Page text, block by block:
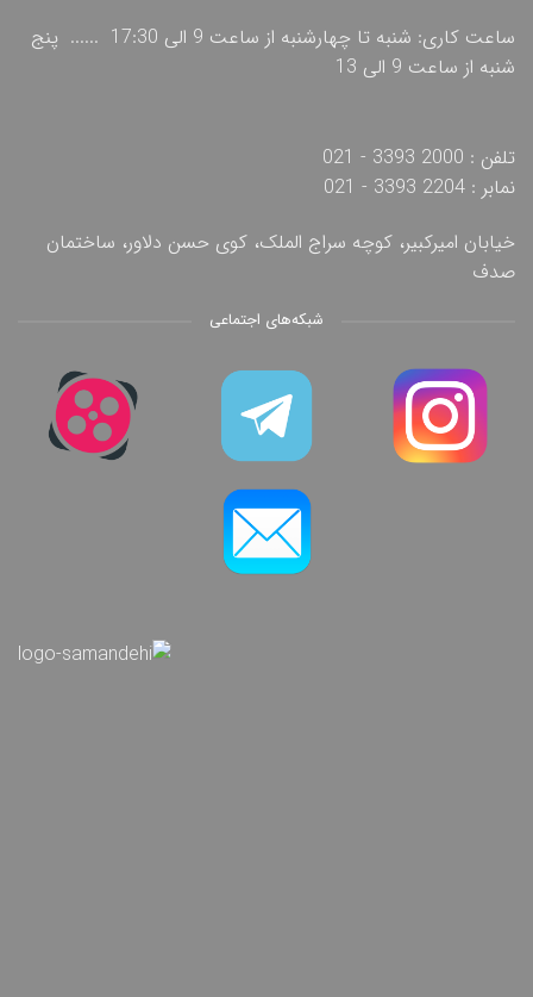
ساعت کاری: شنبه تا چهارشنبه از ساعت 9 الی 17:30 ...... پنج
شنبه از ساعت 9 الی 13
تلفن : 2000 3393 - 021
نمابر : 2204 3393 - 021
خیابان امیرکبیر، کوچه سراج الملک، کوی حسن دلاور، ساختمان
صدف
شبکه‌های اجتماعی